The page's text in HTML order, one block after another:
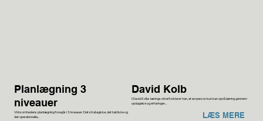
Planlægning 3
niveauer
Virksomhedens planlægning foregår i 3 niveauer. Det strategiske, det taktiske og
det operationelle...
David Kolb
I David Kolbs læringscirkel forklarer han, at en person kun kan opnå læring gennem
opdagelse og erfaringer...
LÆS MERE